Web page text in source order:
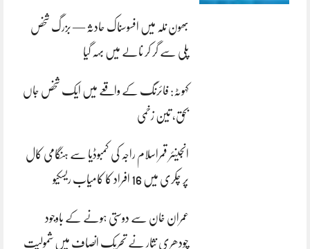
بھون نلہ میں افسوسناک حادثہ — بزرگ شخص
پلی سے گر کر نالے میں بہہ گیا
کہوٹہ: فائرنگ کے واقعے میں ایک شخص جاں
بحق، تین زخمی
انجینئر قمراسلام راجہ کی کمبوڈیا سے ہنگامی کال
پر چکری میں 16 افراد کا کامیاب ریسکیو
عمران خان سے دوستی ہونے کے باوجود
چودھری نثار نے تحریک انصاف میں شمولیت